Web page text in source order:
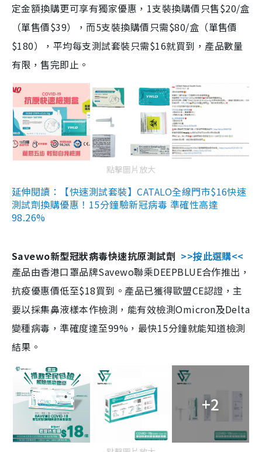
定金額換購更可享有獨家優惠，1支裝換購價只售$20/盒
（單售價$39），而5支裝換購價只需$80/盒（單售價
$180），平均每支測試套裝只需$16就買到，產品數量
有限，售完即止。
點擊圖片放大
延伸閱讀：【快速測試套裝】CATALO全線門市$16快速
測試劑換購優惠！15分鐘驗新冠病毒 準確性高達
98.26%
Savewo新型冠狀病毒快速抗原測試劑 >>按此選購<<
產品由香港口罩品牌Savewo聯乘DEEPBLUE合作推出，
抗疫優惠價低至$18買到。產品已獲得歐盟CE認證，主
要以採集鼻液樣本作檢測，能有效檢測Omicron及Delta
變種病毒，準確度達至99%，最快15分鐘就能知道檢測
結果。
+2